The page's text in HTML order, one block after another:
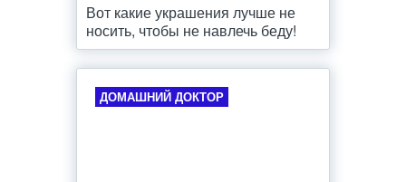
Вот какие украшения лучше не
носить, чтобы не навлечь беду!
ДОМАШНИЙ ДОКТОР